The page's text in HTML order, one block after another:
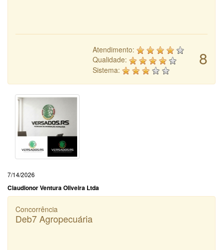
8
Atendimento:
Qualidade:
Sistema:
7/14/2026
Claudionor Ventura Oliveira Ltda
Concorrência
Deb7 Agropecuária